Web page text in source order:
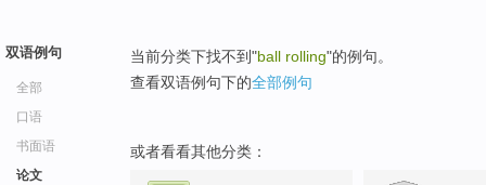
双语例句
全部
口语
书面语
论文
当前分类下找不到"ball rolling"的例句。
查看双语例句下的全部例句
或者看看其他分类：